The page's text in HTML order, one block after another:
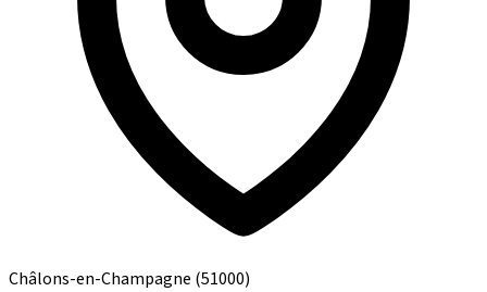
Châlons-en-Champagne (51000)